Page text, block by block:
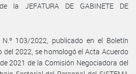
la JEFATURA DE GABINETE DE
103/2022, publicado en el Boletín
del 2022, se homologó el Acta Acuerdo
2021 de la Comisión Negociadora del